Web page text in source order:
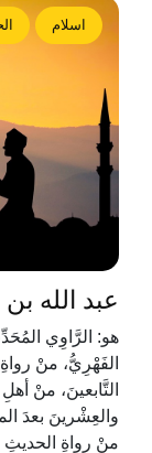
اسلام
عبد الله
هو: الرَّاوِي
الفَهْرِيُّ، منْ
التَّابعينَ، منْ
والعِشْرينَ بعدَ
منْ رواةِ الحديثِ